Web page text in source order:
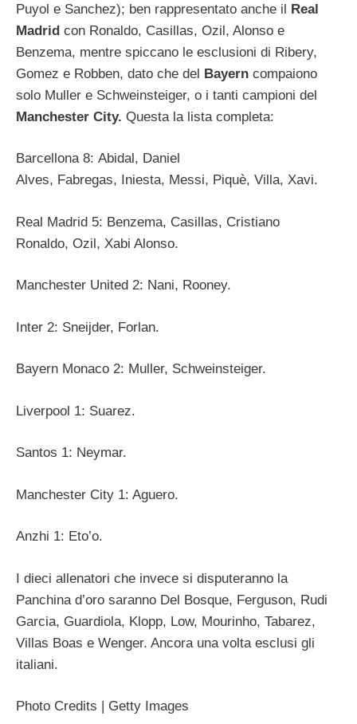
Puyol e Sanchez); ben rappresentato anche il Real
Madrid con Ronaldo, Casillas, Ozil, Alonso e
Benzema, mentre spiccano le esclusioni di Ribery,
Gomez e Robben, dato che del Bayern compaiono
solo Muller e Schweinsteiger, o i tanti campioni del
Manchester City. Questa la lista completa:
Barcellona 8: Abidal, Daniel
Alves, Fabregas, Iniesta, Messi, Piquè, Villa, Xavi.
Real Madrid 5: Benzema, Casillas, Cristiano
Ronaldo, Ozil, Xabi Alonso.
Manchester United 2: Nani, Rooney.
Inter 2: Sneijder, Forlan.
Bayern Monaco 2: Muller, Schweinsteiger.
Liverpool 1: Suarez.
Santos 1: Neymar.
Manchester City 1: Aguero.
Anzhi 1: Eto’o.
I dieci allenatori che invece si disputeranno la
Panchina d’oro saranno Del Bosque, Ferguson, Rudi
Garcia, Guardiola, Klopp, Low, Mourinho, Tabarez,
Villas Boas e Wenger. Ancora una volta esclusi gli
italiani.
Photo Credits | Getty Images